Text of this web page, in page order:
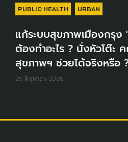
PUBLIC HEALTH URBAN
แก้ระบบสุขภาพเมืองกรุง
ต้องทำอะไร ? นั่งหัวโต๊ะ
สุขภาพฯ ช่วยได้จริงหรือ
25 มิถุนายน 2026